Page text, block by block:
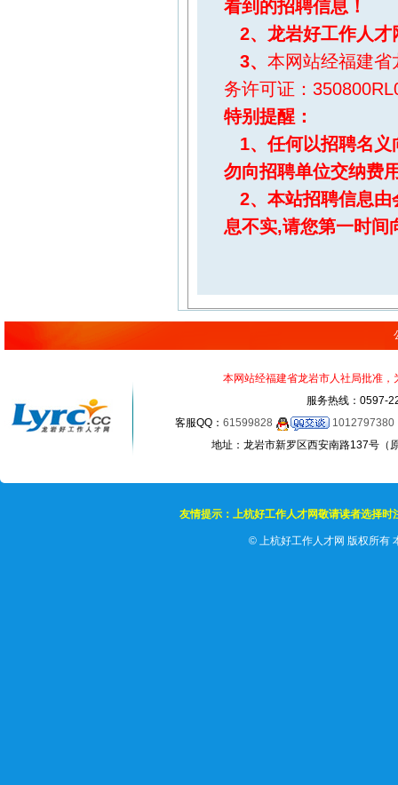
看到的招聘信息！
2、 龙岩好工作人
3、 本网站经福建省
务许可证：
特别提醒 ：
1、任何以招聘名义
勿向招聘单位交纳费
2、本站招聘信息由
息不实,请您第一时间
本网站经福建省龙岩市人社局批准
服务热线：0597-
客服QQ： 61599828
1012797380
地址：龙岩市新罗区西安南路137号（
友情提示：上杭好工作人才网敬请读者选择
© 上杭好工作人才网 版权所有